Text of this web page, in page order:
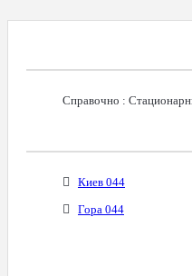
Справочно :
Киев 044
Гора 044